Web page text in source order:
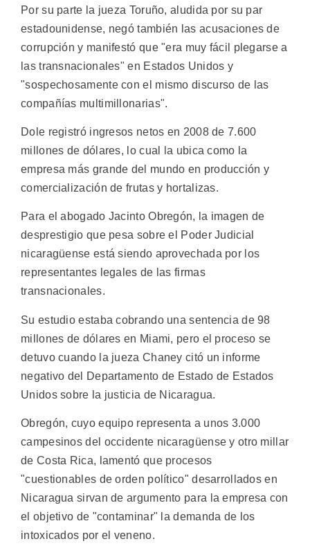
Por su parte la jueza Toruño, aludida por su par
estadounidense, negó también las acusaciones de
corrupción y manifestó que "era muy fácil plegarse a
las transnacionales" en Estados Unidos y
"sospechosamente con el mismo discurso de las
compañías multimillonarias".
Dole registró ingresos netos en 2008 de 7.600
millones de dólares, lo cual la ubica como la
empresa más grande del mundo en producción y
comercialización de frutas y hortalizas.
Para el abogado Jacinto Obregón, la imagen de
desprestigio que pesa sobre el Poder Judicial
nicaragüense está siendo aprovechada por los
representantes legales de las firmas
transnacionales.
Su estudio estaba cobrando una sentencia de 98
millones de dólares en Miami, pero el proceso se
detuvo cuando la jueza Chaney citó un informe
negativo del Departamento de Estado de Estados
Unidos sobre la justicia de Nicaragua.
Obregón, cuyo equipo representa a unos 3.000
campesinos del occidente nicaragüense y otro millar
de Costa Rica, lamentó que procesos
"cuestionables de orden político" desarrollados en
Nicaragua sirvan de argumento para la empresa con
el objetivo de "contaminar" la demanda de los
intoxicados por el veneno.